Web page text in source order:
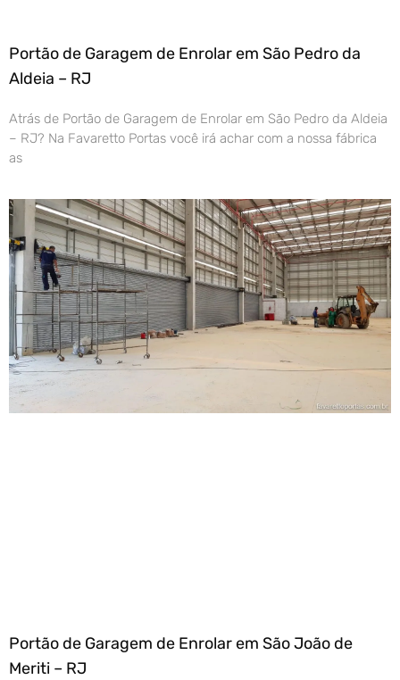
Portão de Garagem de Enrolar em São Pedro da
Aldeia – RJ
Atrás de Portão de Garagem de Enrolar em São Pedro da Aldeia
– RJ? Na Favaretto Portas você irá achar com a nossa fábrica
as
Portão de Garagem de Enrolar em São João de
Meriti – RJ